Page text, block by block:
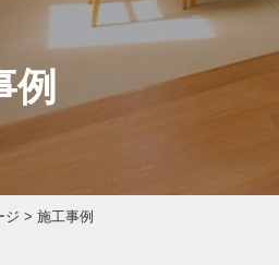
例
ジ > 施工事例